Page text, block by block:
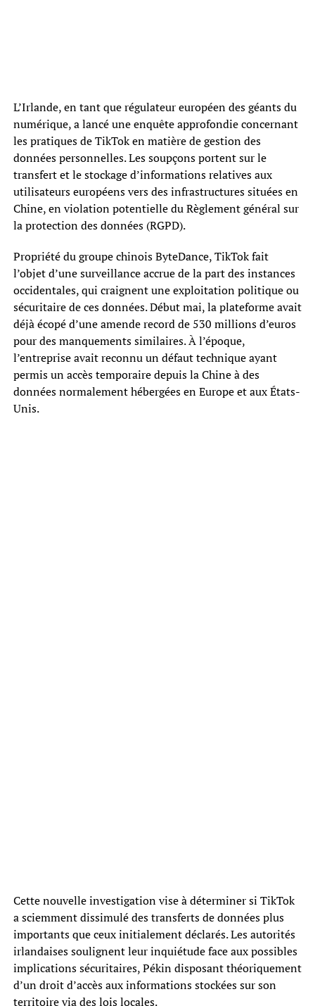
L’Irlande, en tant que régulateur européen des géants du
numérique, a lancé une enquête approfondie concernant
les pratiques de TikTok en matière de gestion des
données personnelles. Les soupçons portent sur le
transfert et le stockage d’informations relatives aux
utilisateurs européens vers des infrastructures situées en
Chine, en violation potentielle du Règlement général sur
la protection des données (RGPD).
Propriété du groupe chinois ByteDance, TikTok fait
l’objet d’une surveillance accrue de la part des instances
occidentales, qui craignent une exploitation politique ou
sécuritaire de ces données. Début mai, la plateforme avait
déjà écopé d’une amende record de 530 millions d’euros
pour des manquements similaires. À l’époque,
l’entreprise avait reconnu un défaut technique ayant
permis un accès temporaire depuis la Chine à des
données normalement hébergées en Europe et aux États-
Unis.
Cette nouvelle investigation vise à déterminer si TikTok
a sciemment dissimulé des transferts de données plus
importants que ceux initialement déclarés. Les autorités
irlandaises soulignent leur inquiétude face aux possibles
implications sécuritaires, Pékin disposant théoriquement
d’un droit d’accès aux informations stockées sur son
territoire via des lois locales.